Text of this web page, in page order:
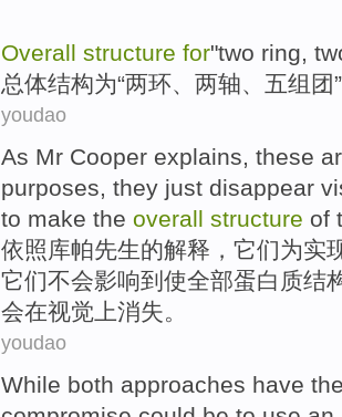
Overall structure for"two ring,
总体结构为“两环、两轴、 五组团
youdao
As Mr Cooper explains, these
purposes, they just disappear
to make the overall structure of
依照库帕先生的解释 ， 它们为实
它们不会影响到 使全部蛋白质结
会在视觉上消失。
youdao
While both approaches have